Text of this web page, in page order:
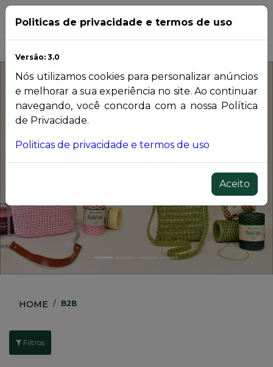
HOME B2B
Filtros
Politicas de privacidade e termos de uso
Versão: 3.0
Nós utilizamos cookies para personalizar anúncios
e melhorar a sua experiência no site. Ao continuar
navegando, você concorda com a nossa Política
de Privacidade.
Politicas de privacidade e termos de uso
Aceito